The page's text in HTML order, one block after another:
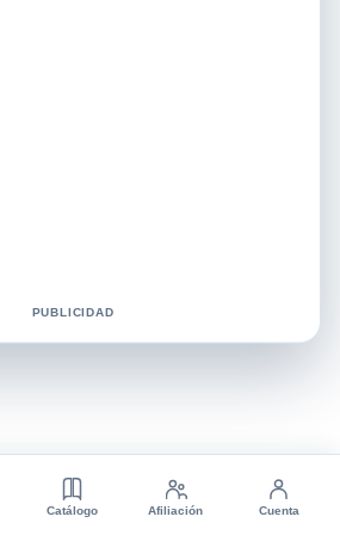
Catálogo Afiliación Cuenta
PUBLICIDAD